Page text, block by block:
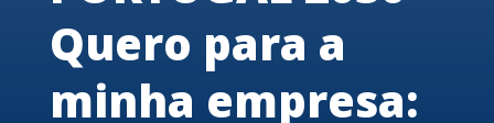
Quero para a
minha empresa: